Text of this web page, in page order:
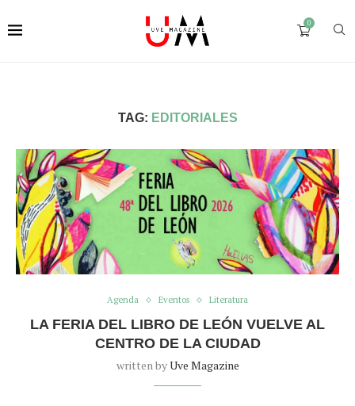
0
TAG: EDITORIALES
Agenda Eventos Literatura
LA FERIA DEL LIBRO DE LEÓN VUELVE AL
CENTRO DE LA CIUDAD
written byUve Magazine